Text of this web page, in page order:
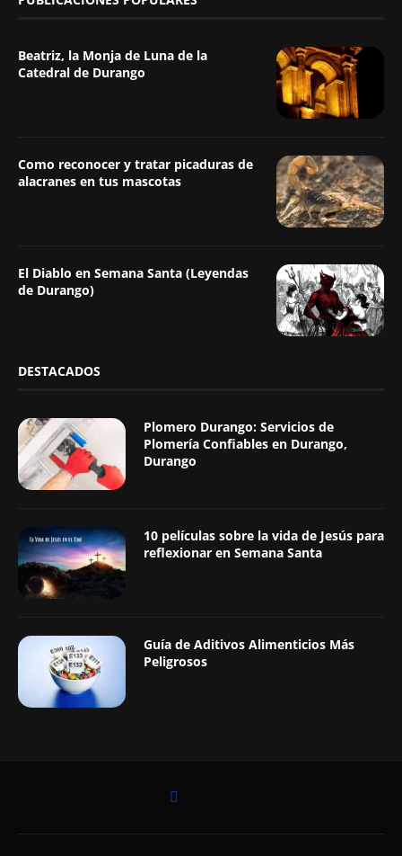
Beatriz, la Monja de Luna de la
Catedral de Durango
Como reconocer y tratar picaduras de
alacranes en tus mascotas
El Diablo en Semana Santa (Leyendas
de Durango)
DESTACADOS
Plomero Durango: Servicios de
Plomería Confiables en Durango,
Durango
10 películas sobre la vida de Jesús para
reflexionar en Semana Santa
Guía de Aditivos Alimenticios Más
Peligrosos